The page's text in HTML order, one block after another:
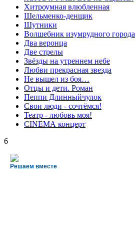
Хитроумная влюбленная
Шельменко-денщик
Шутники
Волшебник изумрудного города
Два веронца
Две стрелы
Звёзды на утреннем небе
Любви прекрасная звезда
Не вышел из боя…
Отцы и дети. Роман
Пеппи Длинныйчулок
Свои люди - сочтёмся!
Театр - любовь моя!
СINЕМА концерт
6
Решаем вместе